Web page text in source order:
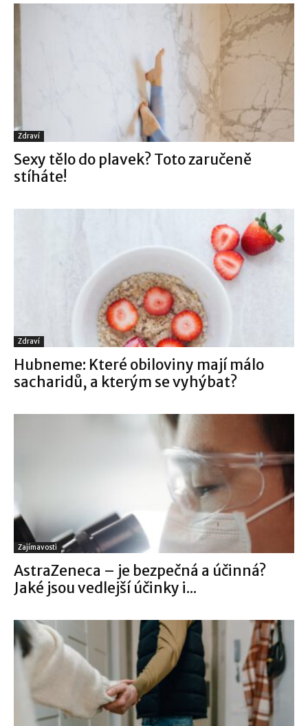
Zdraví
Sexy tělo do plavek? Toto zaručeně
stíháte!
Zdraví
Hubneme: Které obiloviny mají málo
sacharidů, a kterým se vyhýbat?
Zajímavosti
AstraZeneca – je bezpečná a účinná?
Jaké jsou vedlejší účinky i...